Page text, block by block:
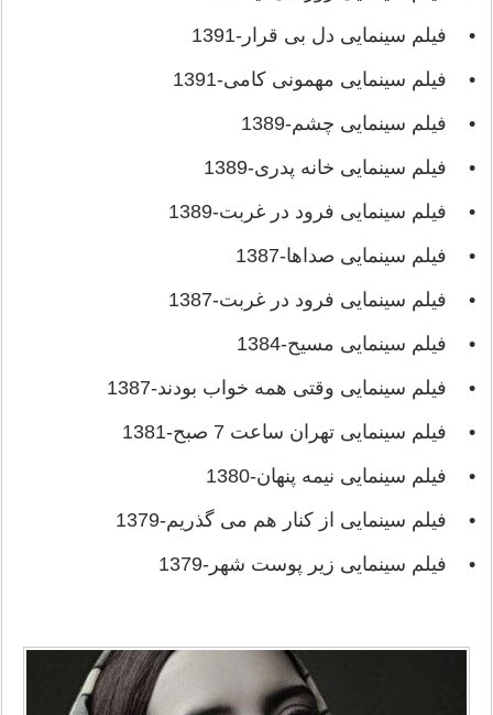
• فیلم سینمایی دل بی قرار-1391
• فیلم سینمایی مهمونی کامی-1391
• فیلم سینمایی چشم-1389
• فیلم سینمایی خانه پدری-1389
• فیلم سینمایی فرود در غربت-1389
• فیلم سینمایی صداها-1387
• فیلم سینمایی فرود در غربت-1387
• فیلم سینمایی مسیح-1384
• فیلم سینمایی وقتی همه خواب بودند-1387
• فیلم سینمایی تهران ساعت 7 صبح-1381
• فیلم سینمایی نیمه پنهان-1380
• فیلم سینمایی از کنار هم می گذریم-1379
• فیلم سینمایی زیر پوست شهر-1379